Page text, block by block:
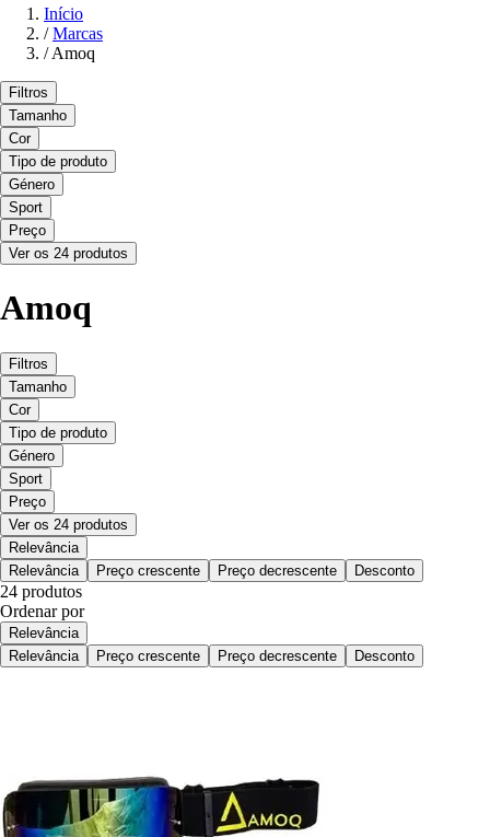
Início
/ Marcas
/ Amoq
Filtros
Tamanho
Cor
Tipo de produto
Género
Sport
Preço
Ver os 24 produtos
Amoq
Filtros
Tamanho
Cor
Tipo de produto
Género
Sport
Preço
Ver os 24 produtos
Relevância
Relevância
Preço crescente Preço decrescente Desconto
24 produtos
Ordenar por
Relevância
Relevância
Preço crescente Preço decrescente Desconto